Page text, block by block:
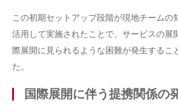
この初期セットアップ段階が現地チームの
活用して実施されたことで、サービスの展
際展開に見られるような困難が発生するこ
た。
国際展開に伴う提携関係の